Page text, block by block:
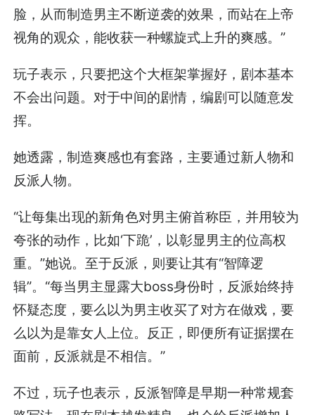
脸，从而制造男主不断逆袭的效果，而站在上帝
视角的观众，能收获一种螺旋式上升的爽感。”
玩子表示，只要把这个大框架掌握好，剧本基本
不会出问题。对于中间的剧情，编剧可以随意发
挥。
她透露，制造爽感也有套路，主要通过新人物和
反派人物。
“让每集出现的新角色对男主俯首称臣，并用较为
夸张的动作，比如‘下跪’，以彰显男主的位高权
重。”她说。至于反派，则要让其有“智障逻
辑”。“每当男主显露大boss身份时，反派始终持
怀疑态度，要么以为男主收买了对方在做戏，要
么以为是靠女人上位。反正，即便所有证据摆在
面前，反派就是不相信。”
不过，玩子也表示，反派智障是早期一种常规套